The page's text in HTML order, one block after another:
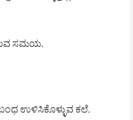
ಸಮಯ.
ಉಳಿಸಿಕೊಳ್ಳುವ ಕಲೆ.